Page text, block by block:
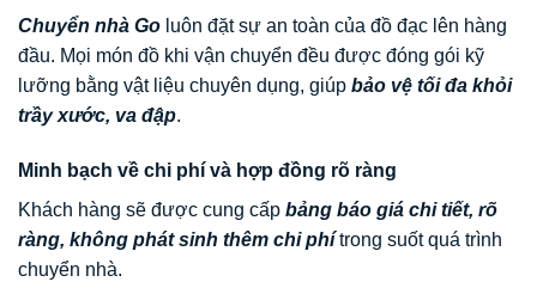
Chuyển nhà Go luôn đặt sự an toàn của đồ đạc lên hàng
đầu. Mọi món đồ khi vận chuyển đều được đóng gói kỹ
lưỡng bằng vật liệu chuyên dụng, giúp bảo vệ tối đa khỏi
trầy xước, va đập.
Minh bạch về chi phí và hợp đồng rõ ràng
Khách hàng sẽ được cung cấp bảng báo giá chi tiết, rõ
ràng, không phát sinh thêm chi phítrong suốt quá trình
chuyển nhà.